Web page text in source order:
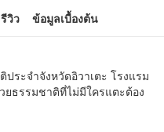
รีวิว ข้อมูลเบื้องต้น
ระจำจังหวัดอิวาเตะ โรงแรม
ยธรรมชาติที่ไม่มีใครแตะต้อง